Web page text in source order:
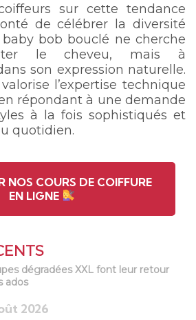
sur cette tendance
de célébrer la diversité
bob bouclé ne cherche
le cheveu, mais à
son expression naturelle.
l’expertise technique
répondant à une demande
à la fois sophistiqués et
quotidien.
NOS COURS DE COIFFURE
EN LIGNE
dégradées XXL font leur retour
ados
2026